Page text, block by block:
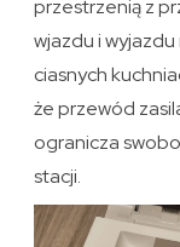
przestrzenią z
wjazdu i
ciasnych
że przewód
ogranicza
stacji.